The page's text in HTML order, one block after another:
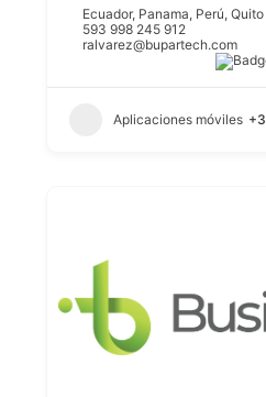
Ecuador, Panama, Perú,Quito
593 998 245 912
ralvarez@bupartech.com
Aplicaciones móviles +3